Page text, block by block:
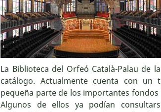
La Biblioteca del Orfeó Català-Palau de
catálogo. Actualmente cuenta con
pequeña parte de los importantes
Algunos de ellos ya podían